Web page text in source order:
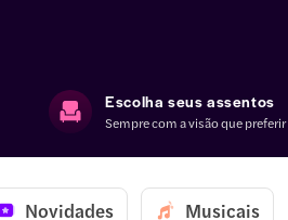
Escolha seus assentos
Sempre com a visão que preferir
Novidades Musicais